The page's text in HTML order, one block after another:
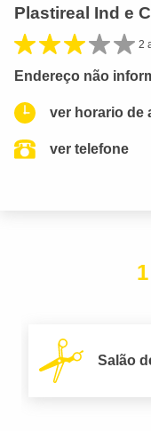
Plastireal Ind e
2
Endereço não
ver horario de
ver telefone
1
Salão